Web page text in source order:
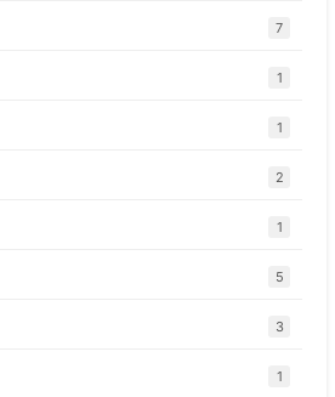
7
1
1
2
1
5
3
1